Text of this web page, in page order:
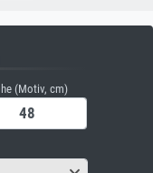
(Motiv, cm)